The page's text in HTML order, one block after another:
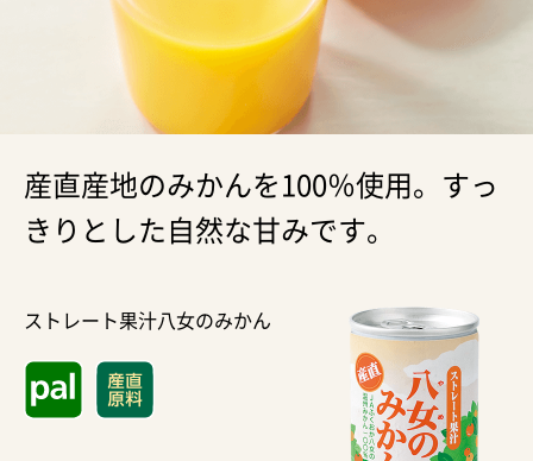
産直産地のみかんを100％使用。すっ
きりとした自然な甘みです。
ストレート果汁八女のみかん